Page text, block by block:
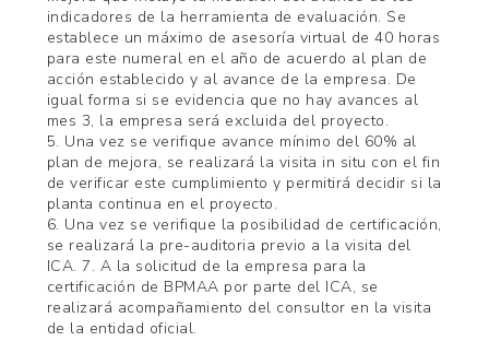
indicadores de la herramienta de evaluación. Se
establece un máximo de asesoría virtual de 40 horas
para este numeral en el año de acuerdo al plan de
acción establecido y al avance de la empresa. De
igual forma si se evidencia que no hay avances al
mes 3, la empresa será excluida del proyecto.
5. Una vez se verifique avance mínimo del 60% al
plan de mejora, se realizará la visita in situ con el fin
de verificar este cumplimiento y permitirá decidir si la
planta continua en el proyecto.
6. Una vez se verifique la posibilidad de certificación,
se realizará la pre-auditoria previo a la visita del
ICA. 7. A la solicitud de la empresa para la
certificación de BPMAA por parte del ICA, se
realizará acompañamiento del consultor en la visita
de la entidad oficial.